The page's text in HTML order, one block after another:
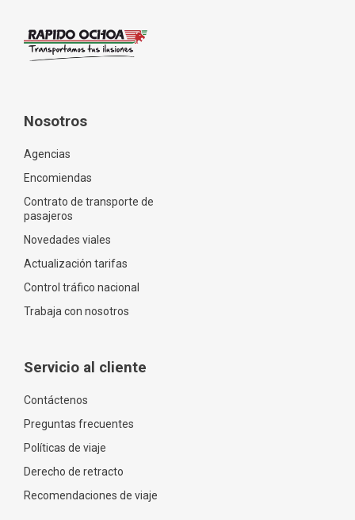
Nosotros
Agencias
Encomiendas
Contrato de transporte de
pasajeros
Novedades viales
Actualización tarifas
Control tráfico nacional
Trabaja con nosotros
Servicio al cliente
Contáctenos
Preguntas frecuentes
Políticas de viaje
Derecho de retracto
Recomendaciones de viaje